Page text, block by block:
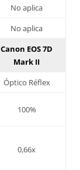
No aplica
No aplica
Canon EOS 7D
Mark II
Óptico Réflex
100%
0,66x